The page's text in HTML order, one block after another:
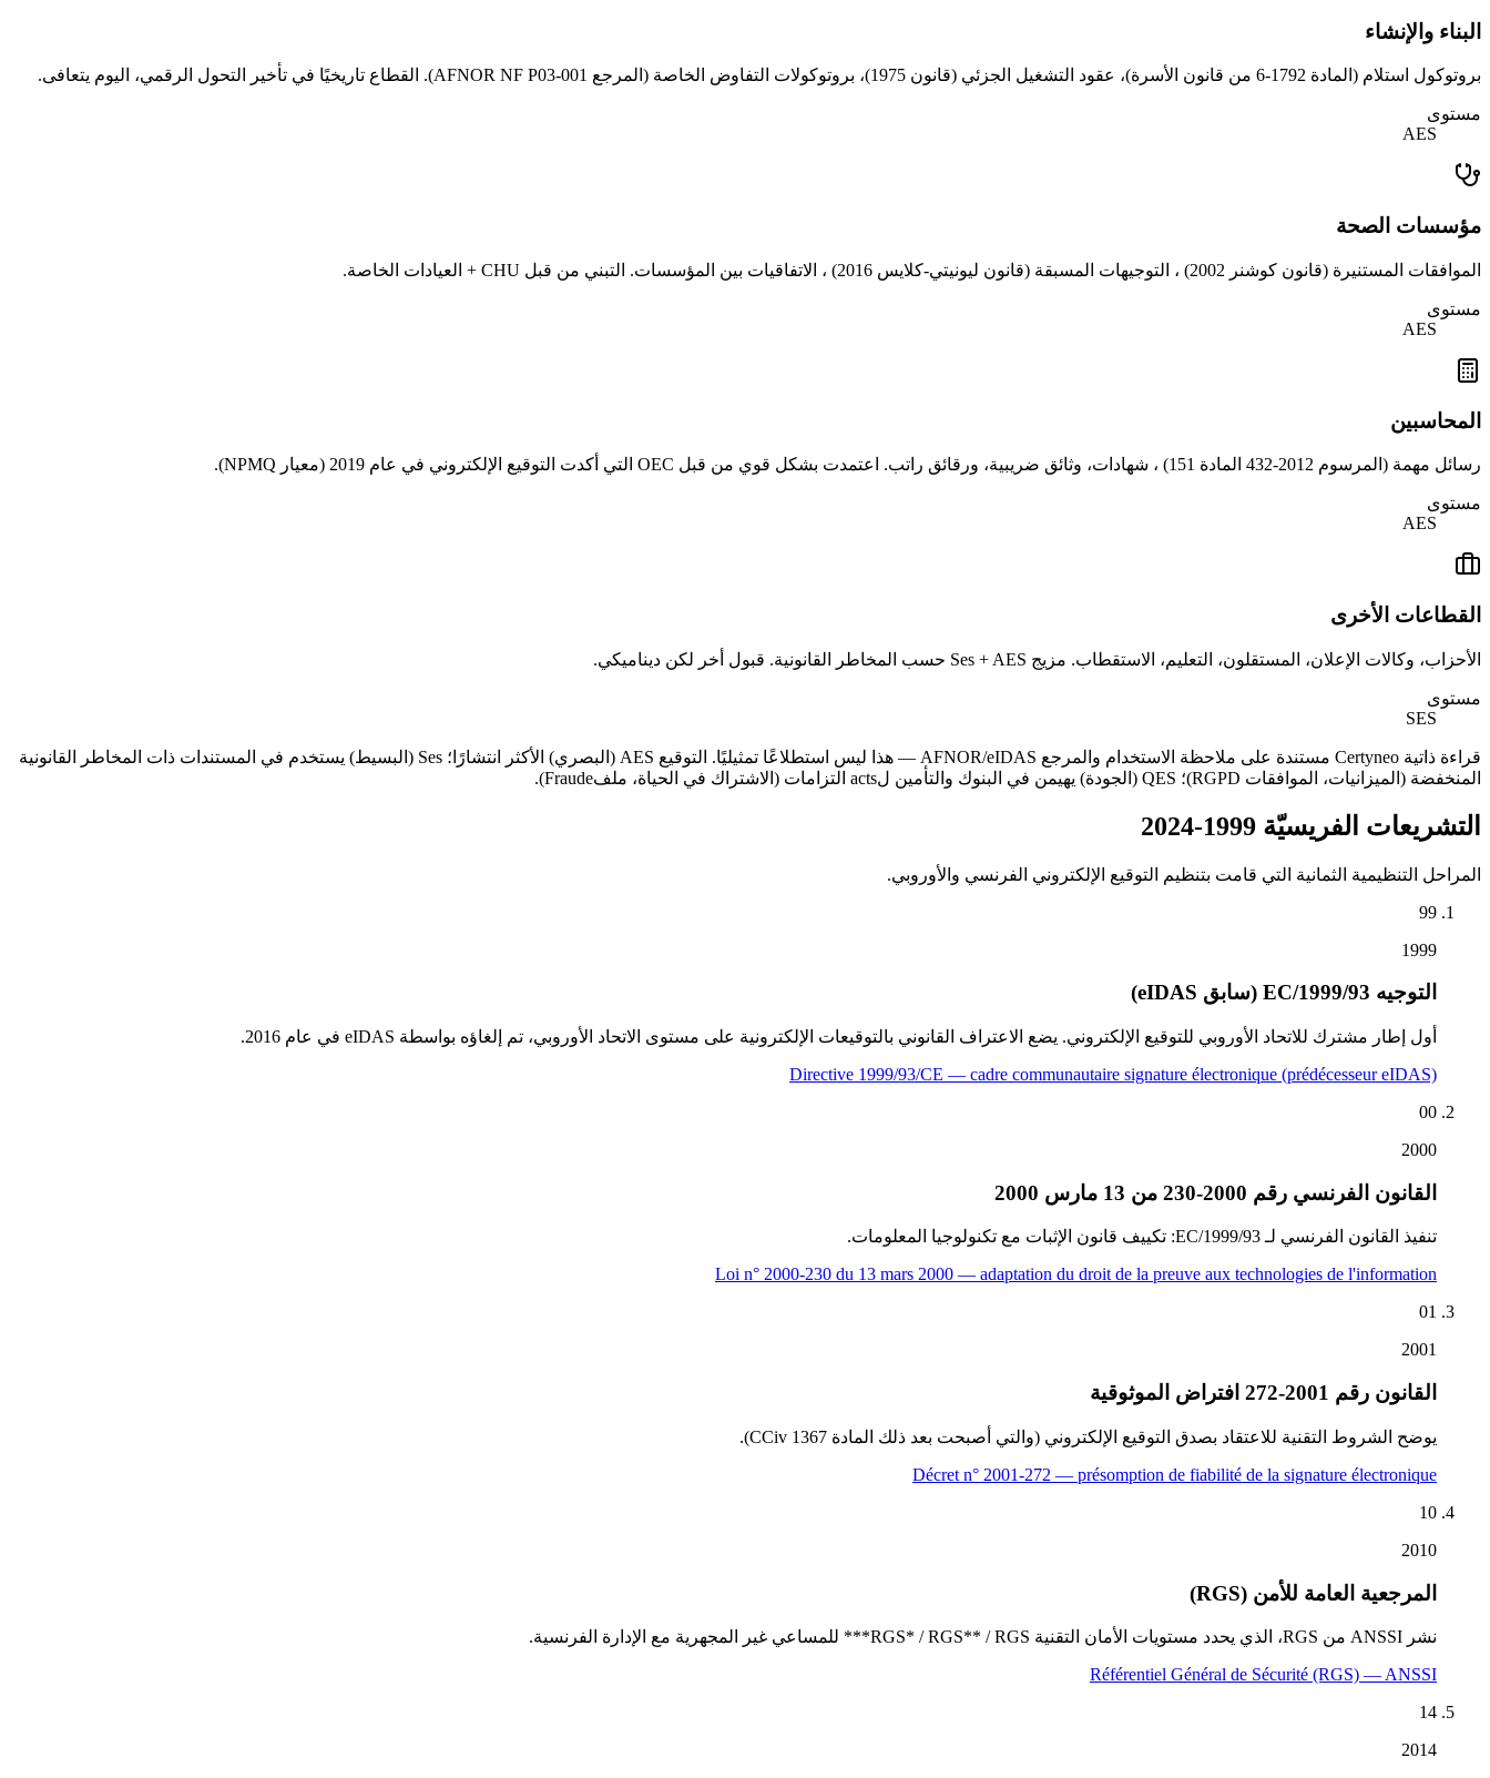
البناء والإنشاء
بروتوكول استلام (المادة 1792-6 من قانون الأسرة)، عقود التشغيل الجزئي (قانون 1975)، بروتوكولات التفاوض الخاصة (المرجع AFNOR NF P03-001). القطاع تاريخيًا في تأخير التحول الرقمي، اليوم يتعافى.
مستوى
AES
مؤسسات الصحة
الموافقات المستنيرة (قانون كوشنر 2002) ، التوجيهات المسبقة (قانون ليونيتي-كلايس 2016) ، الاتفاقيات بين المؤسسات. التبني من قبل CHU + العيادات الخاصة.
مستوى
AES
المحاسبين
رسائل مهمة (المرسوم 2012-432 المادة 151) ، شهادات، وثائق ضريبية، ورقائق راتب. اعتمدت بشكل قوي من قبل OEC التي أكدت التوقيع الإلكتروني في عام 2019 (معيار NPMQ).
مستوى
AES
القطاعات الأخرى
الأحزاب، وكالات الإعلان، المستقلون، التعليم، الاستقطاب. مزيج Ses + AES حسب المخاطر القانونية. قبول أخر لكن ديناميكي.
مستوى
SES
قراءة ذاتية Certyneo مستندة على ملاحظة الاستخدام والمرجع AFNOR/eIDAS — هذا ليس استطلاعًا تمثيليًا. التوقيع AES (البصري) الأكثر انتشارًا؛ Ses (البسيط) يستخدم في المستندات ذات المخاطر القانونية
المنخفضة (الميزانيات، الموافقات RGPD)؛ QES (الجودة) يهيمن في البنوك والتأمين لacts التزامات (الاشتراك في الحياة، ملفFraude).
التشريعات الفريسيّة 1999-2024
المراحل التنظيمية الثمانية التي قامت بتنظيم التوقيع الإلكتروني الفرنسي والأوروبي.
99
1999
التوجيه 1999/93/EC (سابق eIDAS)
أول إطار مشترك للاتحاد الأوروبي للتوقيع الإلكتروني. يضع الاعتراف القانوني بالتوقيعات الإلكترونية على مستوى الاتحاد الأوروبي، تم إلغاؤه بواسطة eIDAS في عام 2016.
Directive 1999/93/CE — cadre communautaire signature électronique (prédécesseur eIDAS)
00
2000
القانون الفرنسي رقم 2000-230 من 13 مارس 2000
تنفيذ القانون الفرنسي لـ 1999/93/EC: تكييف قانون الإثبات مع تكنولوجيا المعلومات.
Loi n° 2000-230 du 13 mars 2000 — adaptation du droit de la preuve aux technologies de l'information
01
2001
القانون رقم 2001-272 افتراض الموثوقية
يوضح الشروط التقنية للاعتقاد بصدق التوقيع الإلكتروني (والتي أصبحت بعد ذلك المادة 1367 CCiv).
Décret n° 2001-272 — présomption de fiabilité de la signature électronique
10
2010
المرجعية العامة للأمن (RGS)
نشر ANSSI من RGS، الذي يحدد مستويات الأمان التقنية RGS* / RGS** / RGS*** للمساعي غير المجهرية مع الإدارة الفرنسية.
Référentiel Général de Sécurité (RGS) — ANSSI
14
2014